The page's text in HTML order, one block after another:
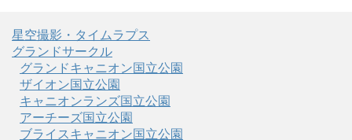
星空撮影・タイムラプス
グランドサークル
グランドキャニオン国立公園
ザイオン国立公園
キャニオンランズ国立公園
アーチーズ国立公園
ブライスキャニオン国立公園